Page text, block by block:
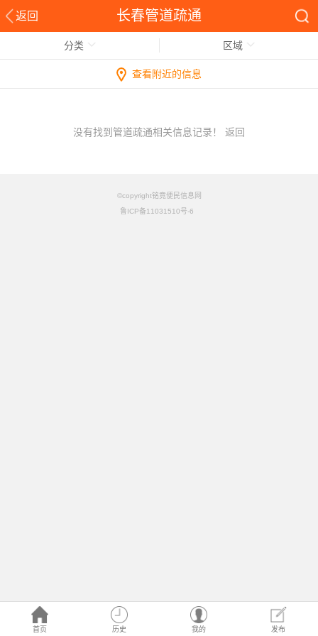
返回 长春管道疏通
首页 历史 我的 发布
分类 区域
查看附近的信息
没有找到管道疏通相关信息记录！ 返回
©copyright铭竟便民信息网
鲁ICP备11031510号-6